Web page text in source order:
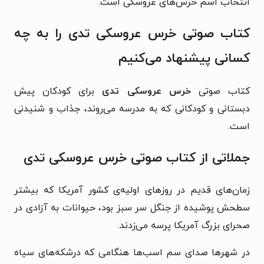
کتاب صوتی خرس عروسکی تدی را به چه
کسانی پیشنهاد می‌کنیم
کتاب صوتیخرس عروسکی تدی برای کودکان پیش
دبستانی و کودکانی که به مدرسه می‌روند، جذاب و شنیدنی
است.
جملاتی از کتاب صوتی خرس عروسکی تدی
زمان‌های قدیم در روزهای اولیه‌ی کشور آمریکا که بیشتر
سطحش پوشیده از جنگل سر سبز بود، حیوانات به آزادی در
صحرای بزرگ آمریکا پرسه می‌زدند.
در شهرها صدای سم اسب‌ها هنگامی که درشکه‌های سیاه